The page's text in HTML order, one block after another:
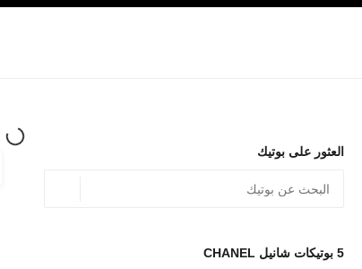
العثور على بوتيك
5 بوتيكات شانيل CHANEL